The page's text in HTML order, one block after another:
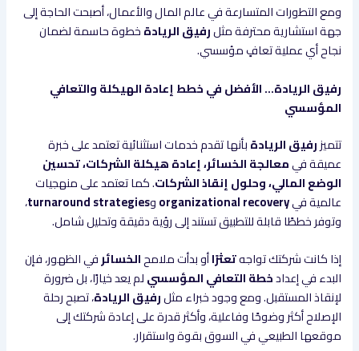
ومع التطورات المتسارعة في عالم المال والأعمال، أصبحت الحاجة إلى
جهة استشارية محترفة مثلرفيق الريادةخطوة حاسمة لضمان
نجاح أي عملية تعافٍ مؤسسي.
رفيق الريادة… الأفضل في خطط إعادة الهيكلة والتعافي
المؤسسي
تتميزرفيق الريادةبأنها تقدم خدمات استثنائية تعتمد على خبرة
عميقة فيمعالجة الخسائر، إعادة هيكلة الشركات، تحسين
الوضع المالي، وحلول إنقاذ الشركات. كما تعتمد على منهجيات
عالمية فيorganizational recoveryوturnaround strategies،
وتوفر خططًا قابلة للتطبيق تستند إلى رؤية دقيقة وتحليل شامل.
إذا كانت شركتك تواجهتعثرًاأو بدأت ملامحالخسائرفي الظهور، فإن
البدء في إعدادخطة التعافي المؤسسيلم يعد خيارًا، بل ضرورة
لإنقاذ المستقبل. ومع وجود خبراء مثلرفيق الريادة، تصبح رحلة
الإصلاح أكثر وضوحًا وفاعلية، وأكثر قدرة على إعادة شركتك إلى
موقعها الطبيعي في السوق بقوة واستقرار.